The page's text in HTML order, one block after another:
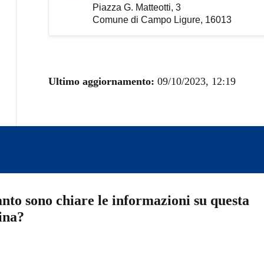
Piazza G. Matteotti, 3
Comune di Campo Ligure, 16013
Ultimo aggiornamento: 09/10/2023, 12:19
sono chiare le informazioni su questa
5 stelle su 5